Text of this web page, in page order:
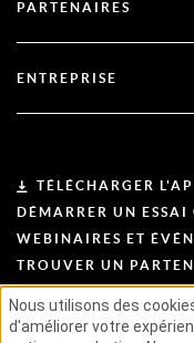
Services financiers
Documentation
Soutien à la clientèle
PARTENAIRES
Devenir partenaire
ENTREPRISE
Leadership
Actualités et presse
Ressources
TÉLÉCHARGER
DÉMARRER UN ESSAI
WEBINAIRES ET
TROUVER UN
CONDITIONS
Nous utilisons des
d'améliorer votre